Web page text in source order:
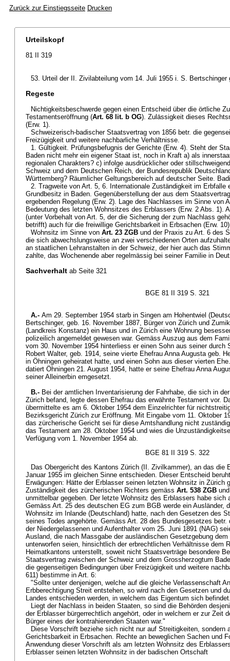
Zurück zur Einstiegsseite Drucken
Urteilskopf
81 II 319
53. Urteil der II. Zivilabteilung vom 14. Juli 1955 i. S. Bertschinger
Regeste
Nichtigkeitsbeschwerde gegen einen Entscheid über die örtliche
Testamentseröffnung (Art. 68 lit. b OG). Zulässigkeit dieses
(Erw. 1).
Schweizerisch-badischer Staatsvertrag von 1856 betr. die
Freizügigkeit und weitere nachbarliche Verhältnisse.
1. Gültigkeit. Prüfungsbefugnis der Gerichte (Erw. 4). Steht der
Baden nicht mehr ein eigener Staat ist, noch in Kraft a) als
regionalen Charakters? c) infolge ausdrücklicher oder
Schweiz und dem Deutschen Reich, der Bundesrepublik
Württemberg? Räumlicher Geltungsbereich auf deutscher Seite.
2. Tragweite von Art. 5, 6. Internationale Zuständigkeit im Erbfalle
Grundbesitz in Baden. Gegenüberstellung der aus dem
ergebenden Regelung (Erw. 2). Lage des Nachlasses im Sinne von
Bedeutung des letzten Wohnsitzes des Erblassers (Erw. 2 Abs. 1).
(unter Vorbehalt von Art. 5, der die Sicherung der zum Nachlass
betrifft) auch für die freiwillige Gerichtsbarkeit in Erbsachen (Erw.
Wohnsitz im Sinne von Art. 23 ZGB und der Praxis zu Art. 6 des
die sich abwechslungsweise an zwei verschiedenen Orten
an staatlichen Lehranstalten in der Schweiz, der hier auch das
zahlte, das Wochenende aber regelmässig bei seiner Familie in
Sachverhalt ab Seite 321
BGE 81 II 319 S. 321
A.- Am 29. September 1954 starb in Singen am Hohentwiel
Bertschinger, geb. 16. November 1887, Bürger von Zürich und
(Landkreis Konstanz) ein Haus und in Zürich eine Wohnung
polizeilich angemeldet gewesen war. Gemäss Auszug aus dem
vom 30. November 1954 hinterliess er einen Sohn aus seiner durch
Robert Walter, geb. 1914, seine vierte Ehefrau Anna Augusta geb.
in Öhningen geheiratet hatte, und einen Sohn aus dieser vierten
datiert Öhningen 21. August 1954, hatte er seine Ehefrau Anna
seiner Alleinerbin emgesetzt.
B.- Bei der amtlichen Inventarisierung der Fahrhabe, die sich in
Zürich befand, legte dessen Ehefrau das erwähnte Testament vor.
übermittelte es am 6. Oktober 1954 dem Einzelrichter für
Bezirksgericht Zürich zur Eröffnung. Mit Eingabe vom 11. Oktober
das zürcherische Gericht sei für diese Amtshandlung nicht
das Testament am 28. Oktober 1954 und wies die
Verfügung vom 1. November 1954 ab.
BGE 81 II 319 S. 322
Das Obergericht des Kantons Zürich (II. Zivilkammer), an das die
Januar 1955 im gleichen Sinne entschieden. Dieser Entscheid
Erwägungen: Hätte der Erblasser seinen letzten Wohnsitz in Zürich
Zuständigkeit des zürcherischen Richters gemäss Art. 538 ZGB
unmittelbar gegeben. Der letzte Wohnsitz des Erblassers habe sich
Gemäss Art. 25 des deutschen EG zum BGB werde ein Ausländer,
Wohnsitz im Inlande (Deutschland) hatte, nach den Gesetzen des
seines Todes angehörte. Gemäss Art. 28 des Bundesgesetzes
der Niedergelassenen und Aufenthalter vom 25. Juni 1891 (NAG)
Ausland, die nach Massgabe der ausländischen Gesetzgebung
unterworfen seien, hinsichtlich der erbrechtlichen Verhältnisse dem
Heimatkantons unterstellt, soweit nicht Staatsverträge besondere
Staatsvertrag zwischen der Schweiz und dem Grossherzogtum
die gegenseitigen Bedingungen über Freizügigkeit und weitere
611) bestimme in Art. 6:
"Sollte unter denjenigen, welche auf die gleiche Verlassenschaft
Erbberechtigung Streit entstehen, so wird nach den Gesetzen und
Landes entschieden werden, in welchem das Eigentum sich
Liegt der Nachlass in beiden Staaten, so sind die Behörden
der Erblasser bürgerrechtlich angehört, oder in welchem er zur Zeit
Bürger eines der kontrahierenden Staaten war."
Diese Vorschrift beziehe sich nicht nur auf Streitigkeiten, sondern
Gerichtsbarkeit in Erbsachen. Rechte an beweglichen Sachen und
Anwendung dieser Vorschrift als am letzten Wohnsitz des
Erblasser seinen letzten Wohnsitz in der badischen Ortschaft